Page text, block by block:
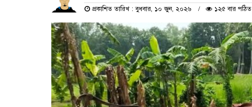
প্রকাশিত তারিখ : বুধবার, ১০ জুন, ২০২৬ ১২৫ বার পঠিত